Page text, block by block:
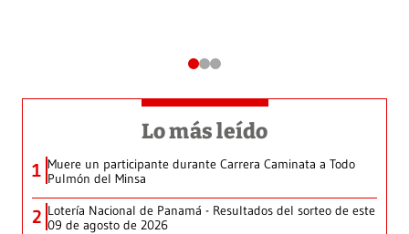
Lo más leído
1 Muere un participante durante Carrera Caminata a Todo
Pulmón del Minsa
2 Lotería Nacional de Panamá - Resultados del sorteo de este
09 de agosto de 2026